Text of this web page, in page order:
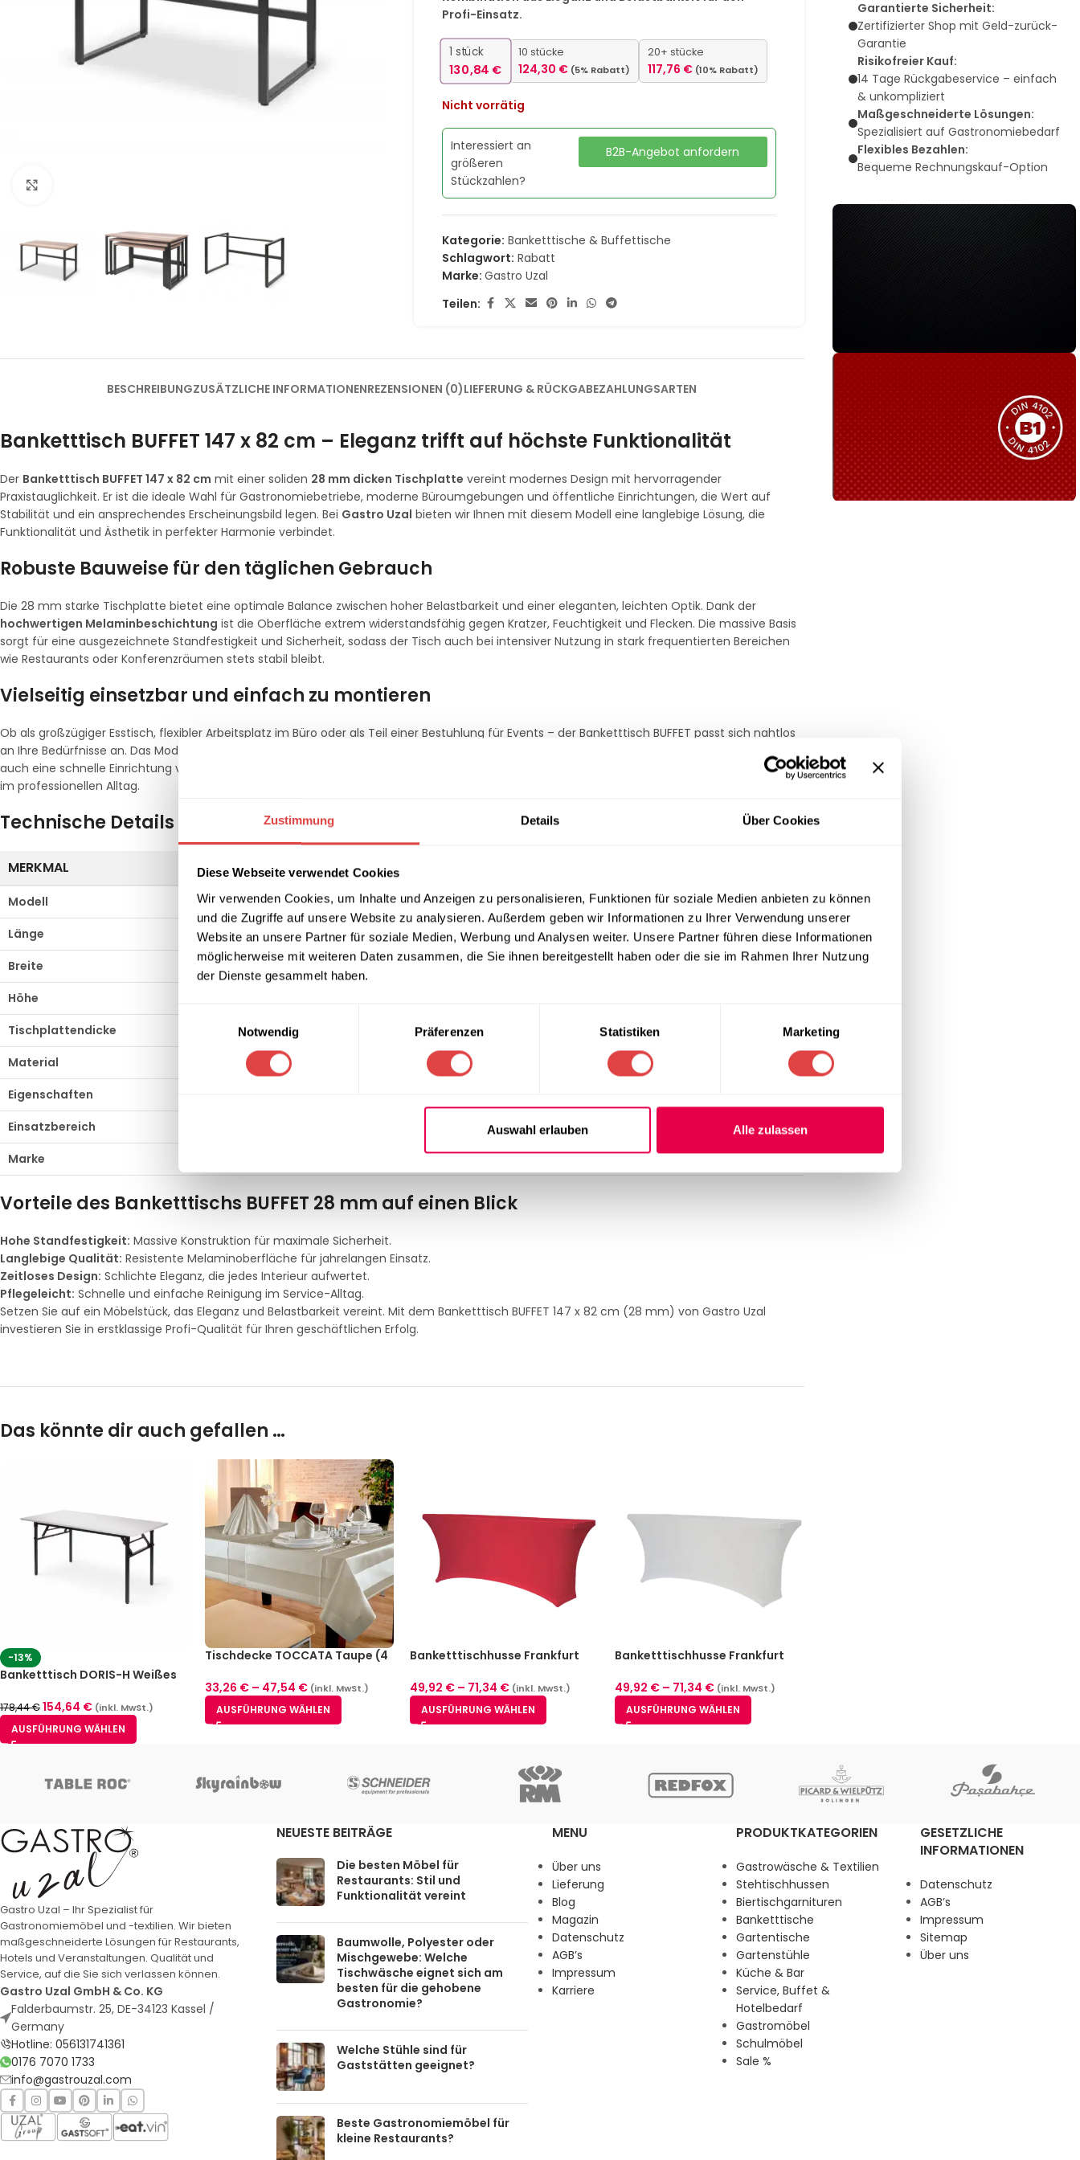
Zustimmung Details Über Cookies
Diese Webseite verwendet Cookies
Wir verwenden Cookies, um Inhalte und Anzeigen zu personalisieren, Funktionen für soziale Medien anbieten zu können
und die Zugriffe auf unsere Website zu analysieren. Außerdem geben wir Informationen zu Ihrer Verwendung unserer
Website an unsere Partner für soziale Medien, Werbung und Analysen weiter. Unsere Partner führen diese Informationen
möglicherweise mit weiteren Daten zusammen, die Sie ihnen bereitgestellt haben oder die sie im Rahmen Ihrer Nutzung
der Dienste gesammelt haben.
Notwendig
Präferenzen Statistiken Marketing
Auswahl erlauben Alle zulassen
Profi-Einsatz.
1 stück
130,84 €
10 stücke
124,30 € (5% Rabatt)
20+ stücke
117,76 € (10% Rabatt)
Nicht vorrätig
Interessiert an
größeren
Stückzahlen?
B2B-Angebot anfordern
Kategorie: Banketttische & Buffettische
Schlagwort: Rabatt
Marke:Gastro Uzal
Teilen:
BESCHREIBUNGZUSÄTZLICHE INFORMATIONENREZENSIONEN (0)LIEFERUNG & RÜCKGABEZAHLUNGSARTEN
Banketttisch BUFFET 147 x 82 cm – Eleganz trifft auf höchste Funktionalität
Der Banketttisch BUFFET 147 x 82 cm mit einer soliden 28 mm dicken Tischplatte vereint modernes Design mit hervorragender
Praxistauglichkeit. Er ist die ideale Wahl für Gastronomiebetriebe, moderne Büroumgebungen und öffentliche Einrichtungen, die Wert auf
Stabilität und ein ansprechendes Erscheinungsbild legen. Bei Gastro Uzal bieten wir Ihnen mit diesem Modell eine langlebige Lösung, die
Funktionalität und Ästhetik in perfekter Harmonie verbindet.
Robuste Bauweise für den täglichen Gebrauch
Die 28 mm starke Tischplatte bietet eine optimale Balance zwischen hoher Belastbarkeit und einer eleganten, leichten Optik. Dank der
hochwertigen Melaminbeschichtung ist die Oberfläche extrem widerstandsfähig gegen Kratzer, Feuchtigkeit und Flecken. Die massive Basis
sorgt für eine ausgezeichnete Standfestigkeit und Sicherheit, sodass der Tisch auch bei intensiver Nutzung in stark frequentierten Bereichen
wie Restaurants oder Konferenzräumen stets stabil bleibt.
Vielseitig einsetzbar und einfach zu montieren
Ob als großzügiger Esstisch, flexibler Arbeitsplatz im Büro oder als Teil einer Bestuhlung für Events – der Banketttisch BUFFET passt sich nahtlos
an Ihre Bedürfnisse an. Das Modell ist speziell für die
auch eine schnelle Einrichtung vor Ort ermöglicht. Die porenfreie Oberfläche lässt sich mühelos reinigen und erfüllt höchste Hygienestandards
im professionellen Alltag.
Technische Details (Original-Spezifikationen)
MERKMAL SPEZIFIKATION
Modell
Banketttisch BUFFET 147 x 82
Länge
147 cm
Breite
82 cm
Höhe
Tischplattendicke
28 mm
Material
Melaminbeschichtete Tischplatte / Massive Basis
Eigenschaften
Einsatzbereich
Gastronomie, Büro, öffentliche Einrichtungen, Wohnräume
Marke
Vorteile des Banketttischs BUFFET 28 mm auf einen Blick
Hohe Standfestigkeit: Massive Konstruktion für maximale Sicherheit.
Langlebige Qualität: Resistente Melaminoberfläche für jahrelangen Einsatz.
Zeitloses Design: Schlichte Eleganz, die jedes Interieur aufwertet.
Pflegeleicht: Schnelle und einfache Reinigung im Service-Alltag.
Setzen Sie auf ein Möbelstück, das Eleganz und Belastbarkeit vereint. Mit dem Banketttisch BUFFET 147 x 82 cm (28 mm) von Gastro Uzal
investieren Sie in erstklassige Profi-Qualität für Ihren geschäftlichen Erfolg.
Das könnte dir auch gefallen …
-13%
Banketttisch DORIS-H Weißes
178,44€154,64 € (inkl. MwSt.)
AUSFÜHRUNG WÄHLEN
Tischdecke TOCCATA Taupe (4
33,26 € – 47,54 € (inkl. MwSt.)
AUSFÜHRUNG WÄHLEN
Banketttischhusse Frankfurt
49,92 € – 71,34 € (inkl. MwSt.)
AUSFÜHRUNG WÄHLEN
Banketttischhusse Frankfurt
49,92 € – 71,34 € (inkl. MwSt.)
AUSFÜHRUNG WÄHLEN
Garantierte Sicherheit:
Zertifizierter Shop mit Geld-zurück-
Garantie
Risikofreier Kauf:
14 Tage Rückgabeservice – einfach
& unkompliziert
Maßgeschneiderte Lösungen:
Spezialisiert auf Gastronomiebedarf
Flexibles Bezahlen:
Bequeme Rechnungskauf-Option
Sie haben nicht das passende
Produkt gefunden?
Wir helfen Ihnen gerne weiter!
Gastro Uzal – Ihr Spezialist für
Gastronomiemöbel und -textilien. Wir bieten
maßgeschneiderte Lösungen für Restaurants,
Hotels und Veranstaltungen. Qualität und
Service, auf die Sie sich verlassen können.
Gastro Uzal GmbH & Co. KG
Falderbaumstr. 25, DE-34123 Kassel /
Germany
Hotline: 056131741361
0176 7070 1733
info@gastrouzal.com
NEUESTE BEITRÄGE
Die besten Möbel für
Restaurants: Stil und
Funktionalität vereint
Baumwolle, Polyester oder
Mischgewebe: Welche
Tischwäsche eignet sich am
besten für die gehobene
Gastronomie?
Welche Stühle sind für
Gaststätten geeignet?
Beste Gastronomiemöbel für
kleine Restaurants?
MENU
Über uns
Lieferung
Blog
Magazin
Datenschutz
AGB’s
Impressum
Karriere
PRODUKTKATEGORIEN
Gastrowäsche & Textilien
Stehtischhussen
Biertischgarnituren
Banketttische
Gartentische
Gartenstühle
Küche & Bar
Service, Buffet &
Hotelbedarf
Gastromöbel
Schulmöbel
Sale %
GESETZLICHE
INFORMATIONEN
Datenschutz
AGB’s
Impressum
Sitemap
Über uns